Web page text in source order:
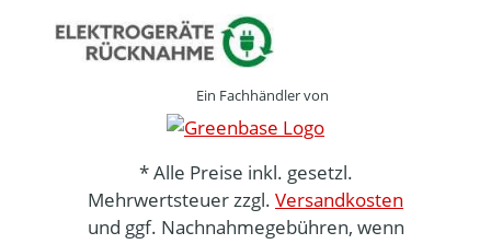
Ein Fachhändler von
* Alle Preise inkl. gesetzl.
Mehrwertsteuer zzgl. Versandkosten
und ggf. Nachnahmegebühren, wenn